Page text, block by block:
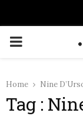
PRIMARY
Home Nine
Tag :